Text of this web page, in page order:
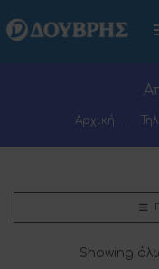
Αρχική
Showing